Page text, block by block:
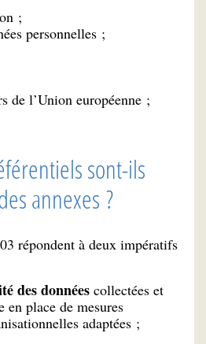
;
personnelles ;
de l’Union européenne ;
sont-ils
annexes ?
répondent à deux impératifs
des données collectées et
en place de mesures
adaptées ;